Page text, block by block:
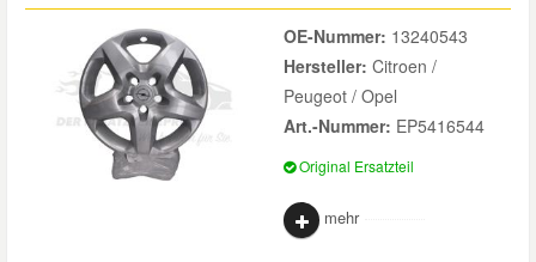
OE-Nummer: 13240543
Hersteller: Citroen /
Peugeot / Opel
Art.-Nummer: EP5416544
Original Ersatzteil
mehr